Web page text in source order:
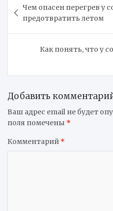
по
записям
Чем опасен перегрев у
предотвратить летом
Как понять, что у
Добавить
Ваш адрес email не будет
поля помечены *
Комментарий *